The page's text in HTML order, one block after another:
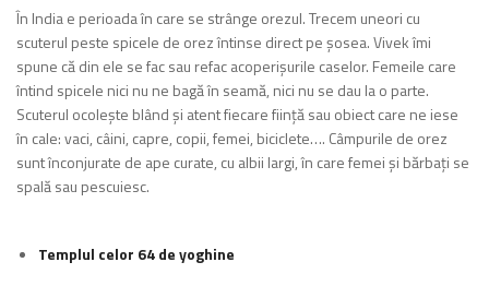
În India e perioada în care se strânge orezul. Trecem uneori cu
scuterul peste spicele de orez întinse direct pe șosea. Vivek îmi
spune că din ele se fac sau refac acoperișurile caselor. Femeile care
întind spicele nici nu ne bagă în seamă, nici nu se dau la o parte.
Scuterul ocolește blând și atent fiecare ființă sau obiect care ne iese
în cale: vaci, câini, capre, copii, femei, biciclete…. Câmpurile de orez
sunt înconjurate de ape curate, cu albii largi, în care femei și bărbați se
spală sau pescuiesc.
Templul celor 64 de yoghine